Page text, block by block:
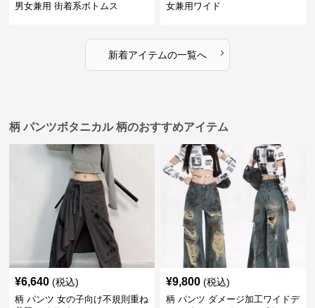
男女兼用 街着系ボトムス
女兼用ワイド
新着アイテムの一覧へ ›
柄 パンツボタニカル 柄のおすすめアイテム
¥6,640 (税込)
柄 パンツ 女の子向け不規則重ね
¥9,800 (税込)
柄 パンツ ダメージ加工ワイドデ